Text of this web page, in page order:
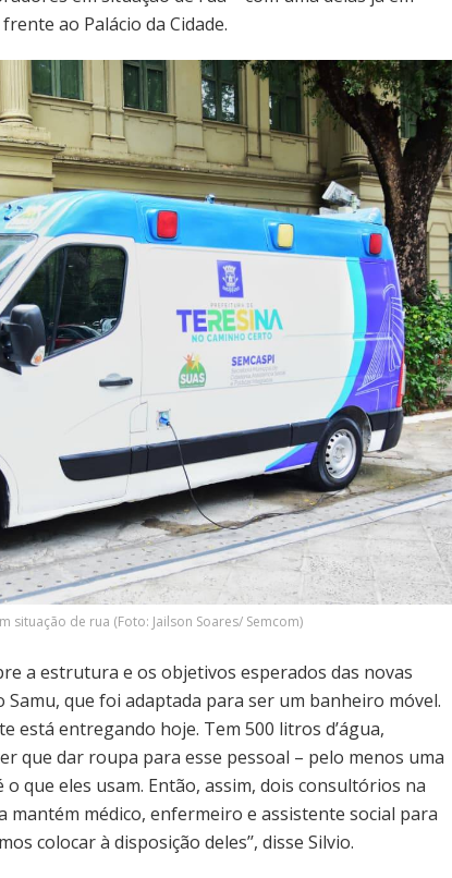
ao Palácio da Cidade.
situação de rua (Foto: Jailson Soares/ Semcom)
a estrutura e os objetivos esperados das novas
Samu, que foi adaptada para ser um banheiro móvel.
está entregando hoje. Tem 500 litros d’água,
que dar roupa para esse pessoal – pelo menos uma
que eles usam. Então, assim, dois consultórios na
mantém médico, enfermeiro e assistente social para
colocar à disposição deles’’, disse Silvio.